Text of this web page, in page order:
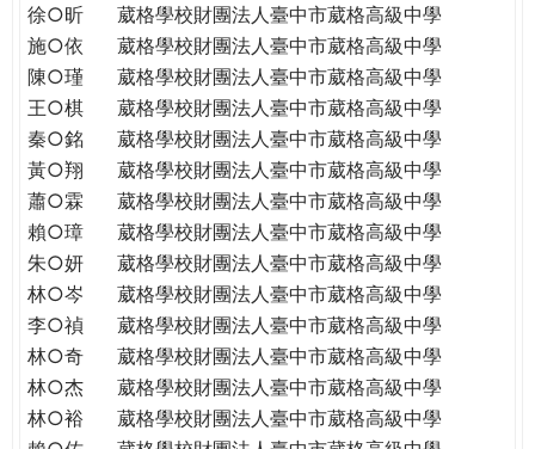
GLOBAL
CITIZENSHIP
徐○昕
葳格學校財團法人臺中市葳格高級中學
施○依
葳格學校財團法人臺中市葳格高級中學
陳○瑾
葳格學校財團法人臺中市葳格高級中學
王○棋
葳格學校財團法人臺中市葳格高級中學
秦○銘
葳格學校財團法人臺中市葳格高級中學
黃○翔
葳格學校財團法人臺中市葳格高級中學
蕭○霖
葳格學校財團法人臺中市葳格高級中學
賴○璋
葳格學校財團法人臺中市葳格高級中學
朱○妍
葳格學校財團法人臺中市葳格高級中學
林○岑
葳格學校財團法人臺中市葳格高級中學
李○禎
葳格學校財團法人臺中市葳格高級中學
林○奇
葳格學校財團法人臺中市葳格高級中學
林○杰
葳格學校財團法人臺中市葳格高級中學
林○裕
葳格學校財團法人臺中市葳格高級中學